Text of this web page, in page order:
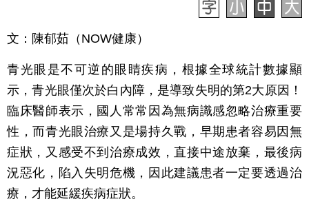
文：陳郁茹（NOW健康）
青光眼是不可逆的眼睛疾病，根據全球統計數據顯
示，青光眼僅次於白內障，是導致失明的第2大原因！
臨床醫師表示，國人常常因為無病識感忽略治療重要
性，而青光眼治療又是場持久戰，早期患者容易因無
症狀，又感受不到治療成效，直接中途放棄，最後病
況惡化，陷入失明危機，因此建議患者一定要透過治
療，才能延緩疾病症狀。